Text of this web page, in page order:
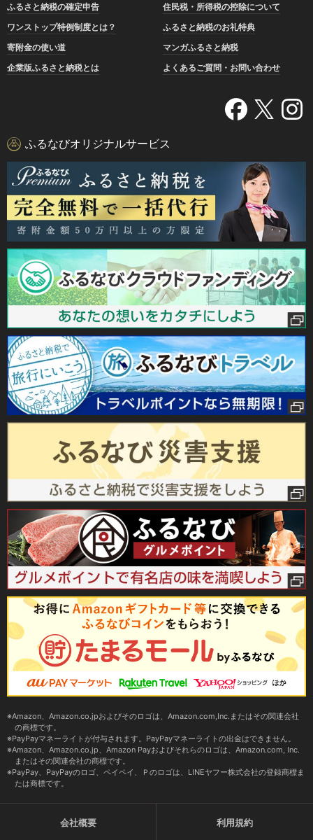
ふるさと納税の確定申告
住民税・所得税の控除について
ワンストップ特例制度とは？
ふるさと納税のお礼特典
寄附金の使い道
マンガふるさと納税
企業版ふるさと納税とは
よくあるご質問・お問い合わせ
ふるなびオリジナルサービス
Amazon、Amazon.co.jpおよびそのロゴは、Amazon.com,Inc.またはその関連会社
の商標です。
PayPayマネーライトが付与されます。PayPayマネーライトの出金はできません。
Amazon、Amazon.co.jp、Amazon Payおよびそれらのロゴは、Amazon.com, Inc.
またはその関連会社の商標です。
PayPay、PayPayのロゴ、ペイペイ、Ｐのロゴは、LINEヤフー株式会社の登録商標ま
たは商標です。
会社概要 利用規約